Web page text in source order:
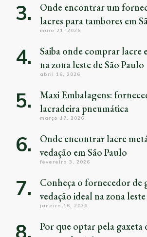
Onde encontrar um
lacres para tambores em
maio 21, 2026
Saiba onde comprar lacre
na zona leste de São Paulo
abril 16, 2026
Maxi Embalagens:
lacradeira pneumática
março 17, 2026
Onde encontrar lacre
vedação em São Paulo
fevereiro 3, 2026
Conheça o fornecedor de
vedação ideal na zona leste
janeiro 16, 2026
Por que optar pela gaxeta